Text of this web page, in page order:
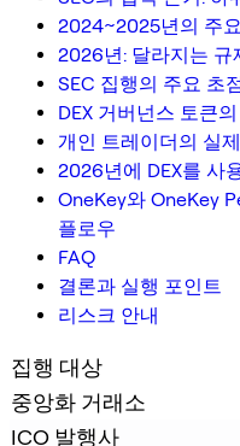
2024~2025년의 주
2026년: 달라지는 규
SEC 집행의 주요 초
DEX 거버넌스 토큰
개인 트레이더의 실
2026년에 DEX를 사
OneKey와 OneKey
플로우
FAQ
결론과 실행 포인트
리스크 안내
집행 대상
중앙화 거래소
ICO 발행사